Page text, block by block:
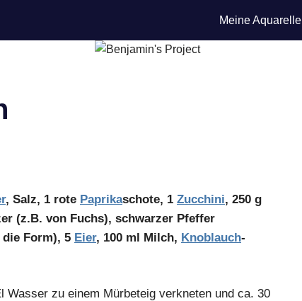
Meine Aquarelle
, Salz, 1 rote Paprikaschote, 1 Zucchini, 250 g
(z.B. von Fuchs), schwarzer Pfeffer
Form), 5 Eier, 100 ml Milch, Knoblauch-
Wasser zu einem Mürbeteig verkneten und ca. 30